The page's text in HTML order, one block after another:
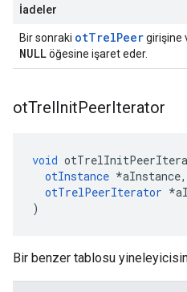
İadeler
Bir sonraki otTrelPeergirişine
NULLöğesine işaret eder.
otTrelInitPeerIterator
void
otInstance *aInstance,
otTrelPeerIterator *
)
Bir benzer tablosu